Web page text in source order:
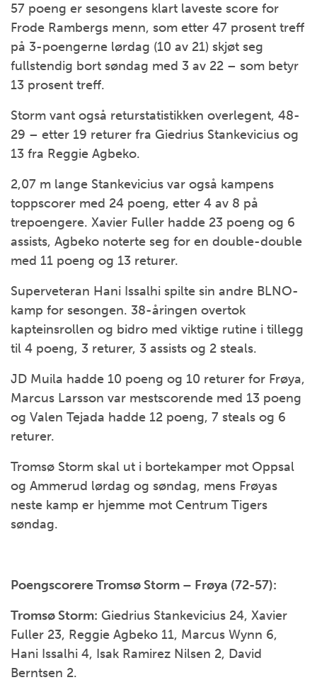
57 poeng er sesongens klart laveste score for
Frode Rambergs menn, som etter 47 prosent treff
på 3-poengerne lørdag (10 av 21) skjøt seg
fullstendig bort søndag med 3 av 22 – som betyr
13 prosent treff.
Storm vant også returstatistikken overlegent, 48-
29 – etter 19 returer fra Giedrius Stankevicius og
13 fra Reggie Agbeko.
2,07 m lange Stankevicius var også kampens
toppscorer med 24 poeng, etter 4 av 8 på
trepoengere. Xavier Fuller hadde 23 poeng og 6
assists, Agbeko noterte seg for en double-double
med 11 poeng og 13 returer.
Superveteran Hani Issalhi spilte sin andre BLNO-
kamp for sesongen. 38-åringen overtok
kapteinsrollen og bidro med viktige rutine i tillegg
til 4 poeng, 3 returer, 3 assists og 2 steals.
JD Muila hadde 10 poeng og 10 returer for Frøya,
Marcus Larsson var mestscorende med 13 poeng
og Valen Tejada hadde 12 poeng, 7 steals og 6
returer.
Tromsø Storm skal ut i bortekamper mot Oppsal
og Ammerud lørdag og søndag, mens Frøyas
neste kamp er hjemme mot Centrum Tigers
søndag.
Poengscorere Tromsø Storm – Frøya (72-57):
Tromsø Storm: Giedrius Stankevicius 24, Xavier
Fuller 23, Reggie Agbeko 11, Marcus Wynn 6,
Hani Issalhi 4, Isak Ramirez Nilsen 2, David
Berntsen 2.